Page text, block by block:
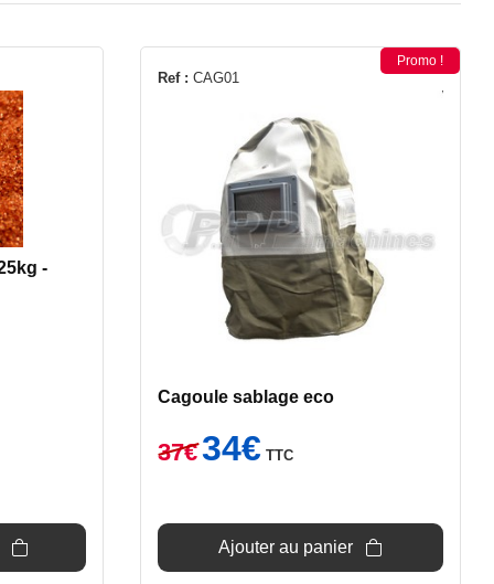
-
Ref : CAG01
Promo !
Cagoule sablage eco
37€
Le
prix
37€.
34€prix
34€.
TTC
Ajouter au panier